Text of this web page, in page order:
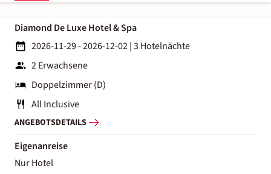
Diamond De Luxe Hotel & Spa
2026-11-29 - 2026-12-02|3 Hotelnächte
2 Erwachsene
Doppelzimmer (D)
All Inclusive
ANGEBOTSDETAILS
Eigenanreise
Nur Hotel